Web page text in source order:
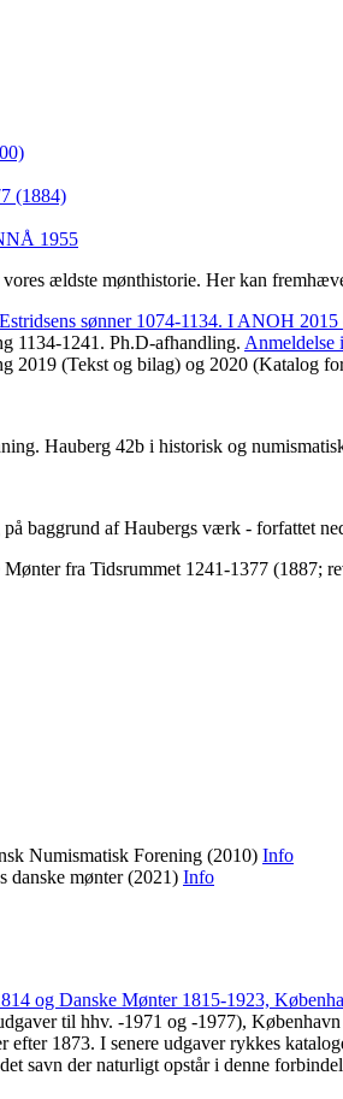
(1884)
1955
ældste mønthistorie. Her kan
sønner 1074-1134. I ANOH 2015
1134-1241. Ph.D-afhandling.
(Tekst og bilag) og 2020 (Katalog
Hauberg 42b i historisk og
baggrund af Haubergs værk - forfattet
fra Tidsrummet 1241-1377 (1887;
Numismatisk Forening (2010) Info
danske mønter (2021) Info
og Danske Mønter 1815-1923,
til hhv. -1971 og -1977),
1873. I senere udgaver rykkes
savn der naturligt opstår i denne